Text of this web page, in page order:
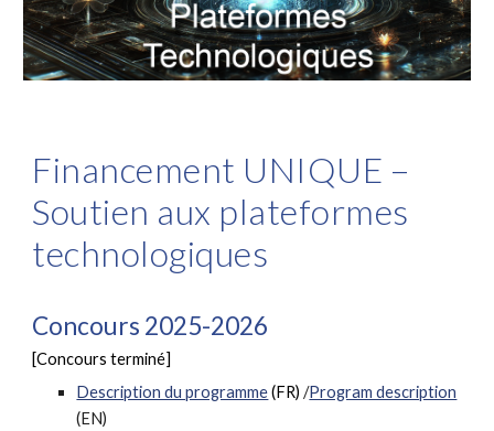
Financement UNIQUE –
Soutien aux plateformes
technologiques
Concours 2025-2026
[Concours terminé]
Description du programme(FR) /Program description
(EN)